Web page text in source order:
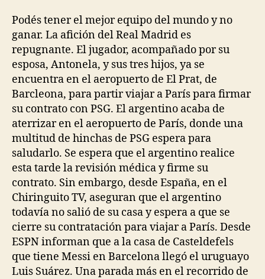
Podés tener el mejor equipo del mundo y no
ganar. La afición del Real Madrid es
repugnante. El jugador, acompañado por su
esposa, Antonela, y sus tres hijos, ya se
encuentra en el aeropuerto de El Prat, de
Barcleona, para partir viajar a París para firmar
su contrato con PSG. El argentino acaba de
aterrizar en el aeropuerto de París, donde una
multitud de hinchas de PSG espera para
saludarlo. Se espera que el argentino realice
esta tarde la revisión médica y firme su
contrato. Sin embargo, desde España, en el
Chiringuito TV, aseguran que el argentino
todavía no salió de su casa y espera a que se
cierre su contratación para viajar a París. Desde
ESPN informan que a la casa de Casteldefels
que tiene Messi en Barcelona llegó el uruguayo
Luis Suárez. Una parada más en el recorrido de